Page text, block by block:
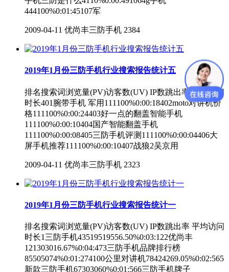
444100%0:01:45107军
2009-04-11 优尚丰三防手机 2384
2019年1月份三防手机行业搜索报告统计五
排名搜索词浏览量(PV)访客数(UV) IP数跳出率 平均访问
时长401腕带手机 军用111100%0:00:18402moto对讲机价
格111100%0:00:24403好一点的翻盖智能手机
111100%0:00:10404国产智能翻盖手机
111100%0:00:08405三防手机评测111100%0:00:04406大
屏手机推荐111100%0:00:10407战狼2吴京用
2009-04-11 优尚丰三防手机 2323
2019年1月份三防手机行业搜索报告统计一
排名搜索词浏览量(PV)访客数(UV) IP数跳出率 平均访问
时长1三防手机43519519556.50%0:03:122优尚丰
121303016.67%0:04:473三防手机品牌排行榜
85505074%0:01:274100公里对讲机78424269.05%0:02:565
新款三防手机67303060%0:01:566三防手机牌子